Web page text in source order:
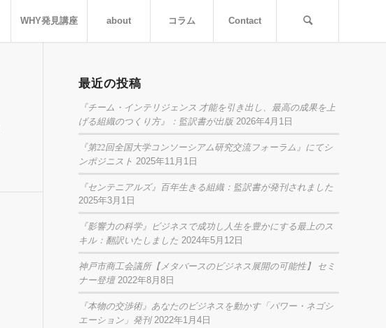
WHY発見講座 about コラム Contact
最近の投稿
『チーム・インテリジェンス 才能を引き出し、最高の成果を上
げる組織のつくり方』：監訳書が出版 2026年4月1日
『第22回全国大学コンソーシアム研究交流フォーラム』にてシ
ンポジニスト 2025年11月1日
『センテニアルズ』百年生きる組織：監訳書が発刊されました
2025年3月1日
『影響力の科学』ビジネスで成功し人生を豊かにする最上のス
キル：翻訳いたしました 2024年5月12日
神戸市商工会議所【メタバースのビジネス展開の可能性】 セミ
ナー登壇 2022年8月8日
『本物の交渉術』あなたのビジネスを動かす「パワー・ネゴシ
エーション」発刊 2022年1月4日